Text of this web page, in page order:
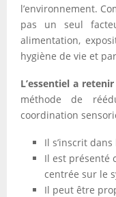
l’environnement.
pas un seul
alimentation,
hygiène de vie et
L’essentiel a retenir
méthode de
coordination
Il s’inscrit
Il est présenté
centrée sur le
Il peut être